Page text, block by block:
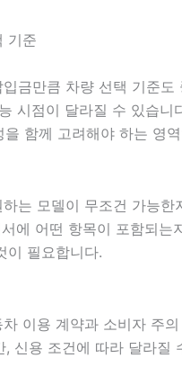
기준
금만큼 차량 선택 기준
시점이 달라질 수 있습
을 함께 고려해야 하는 영
는 모델이 무조건 가능
에 어떤 항목이 포함되
이 필요합니다.
이용 계약과 소비자 주의
, 신용 조건에 따라 달라